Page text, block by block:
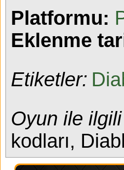
Platformu:
Eklenme
Etiketler:
Oyun ile
kodları,